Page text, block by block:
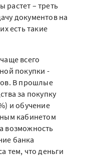
– треть
документов на
есть такие
всего
покупки -
В прошлые
за покупку
и обучение
кабинетом
возможность
банка
тем, что деньги